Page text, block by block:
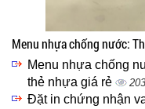
Menu nhựa chống nước:
Menu nhựa chống
thẻ nhựa giá rẻ
Đặt in chứng nhận